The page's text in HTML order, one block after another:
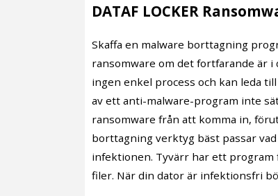
DATAF LOCKER
Skaffa en malware borttagning
ransomware om det fortfarande är i
ingen enkel process och kan leda
av ett anti-malware-program inte
ransomware från att komma in,
borttagning verktyg bäst passar
infektionen. Tyvärr har ett
filer. När din dator är infektionsfri